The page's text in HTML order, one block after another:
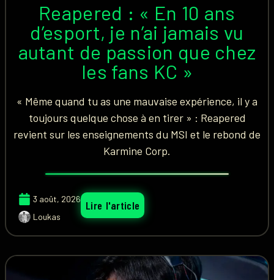
Reapered : « En 10 ans
d’esport, je n’ai jamais vu
autant de passion que chez
les fans KC »
« Même quand tu as une mauvaise expérience, il y a
toujours quelque chose à en tirer » : Reapered
revient sur les enseignements du MSI et le rebond de
Karmine Corp.
3 août, 2026
Loukas
Lire l'article